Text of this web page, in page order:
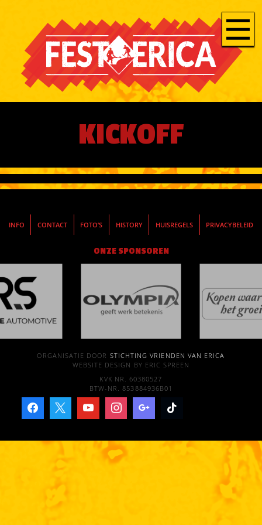
KICKOFF
INFO CONTACT FOTO’S HISTORY HUISREGELS PRIVACYBELEID
ONZE SPONSOREN
ORGANISATIE DOOR STICHTING VRIENDEN VAN ERICA
WEBSITE DESIGN BY ERIC SPREEN
KVK NR. 60380527
BTW-NR. 853884936B01